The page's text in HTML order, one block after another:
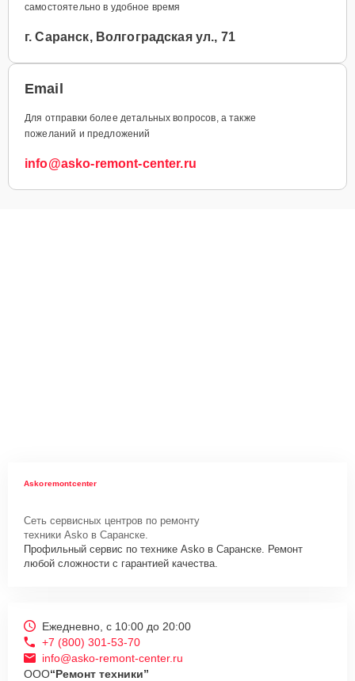
самостоятельно в удобное время
г. Саранск, Волгоградская ул., 71
Email
Для отправки более детальных вопросов, а также
пожеланий и предложений
info@asko-remont-center.ru
Askoremontcenter
Сеть сервисных центров по ремонту
техники Asko в Саранске.
Профильный сервис по технике Asko в Саранске. Ремонт
любой сложности с гарантией качества.
Ежедневно, с 10:00 до 20:00
+7 (800) 301-53-70
info@asko-remont-center.ru
ООО“Ремонт техники”